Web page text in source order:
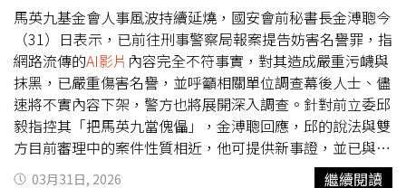
馬英九基金會人事風波持續延燒，國安會前秘書長金溥聰今
（31）日表示，已前往刑事警察局報案提告妨害名譽罪，指
網路流傳的AI影片 內容完全不符事實，對其造成嚴重污衊與
抹黑，已嚴重傷害名譽，並呼籲相關單位調查幕後人士、儘
速將不實內容下架，警方也將展開深入調查。針對前立委邱
毅指控其「把馬英九當傀儡」，金溥聰回應，邱的說法與雙
方目前審理中的案件性質相近，他可提供新事證，並已與律
師討論，將請示法官是否可併案處理；若無法併案，未來一
03月31日, 2026 繼續閱讀